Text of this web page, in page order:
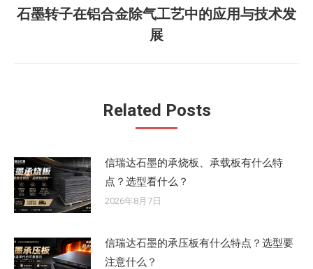
航
文
章：
未
来
的
石墨转子在铝合金除气工艺中的应用与技术发
展
Related Posts
信瑞达石墨的承烧板、承载板有什么特
点？选型看什么？
2026年8月7日
信瑞达石墨的承压板有什么特点？选型要
注意什么？